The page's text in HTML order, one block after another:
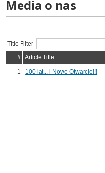
Media o nas
Title Filter
#
Article Title
1 100 lat... i Nowe Otwarcie!!!